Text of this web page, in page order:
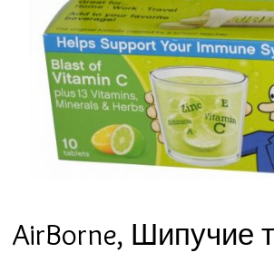
AirBorne, Шипучие